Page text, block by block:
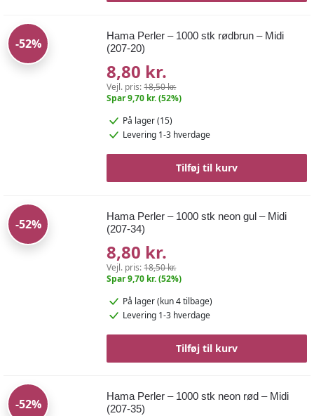
-52%
Hama Perler – 1000 stk rødbrun – Midi
(207-20)
8,80 kr.
Vejl. pris:18,50 kr.
Spar 9,70 kr. (52%)
På lager (15)
Levering 1-3 hverdage
Tilføj til kurv
-52%
Hama Perler – 1000 stk neon gul – Midi
(207-34)
8,80 kr.
Vejl. pris:18,50 kr.
Spar 9,70 kr. (52%)
På lager(kun 4 tilbage)
Levering 1-3 hverdage
Tilføj til kurv
-52%
Hama Perler – 1000 stk neon rød – Midi
(207-35)